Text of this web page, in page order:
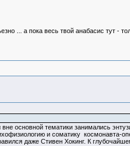
... а пока весь твой анабасис тут -
основной тематики занимались
и соматику космонавта-
даже Стивен Хокинг. К